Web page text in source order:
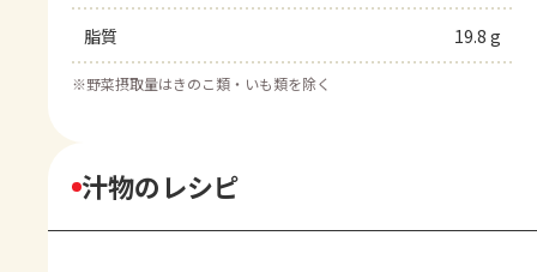
脂質 19.8 g
※野菜摂取量はきのこ類・いも類を除く
汁物のレシピ